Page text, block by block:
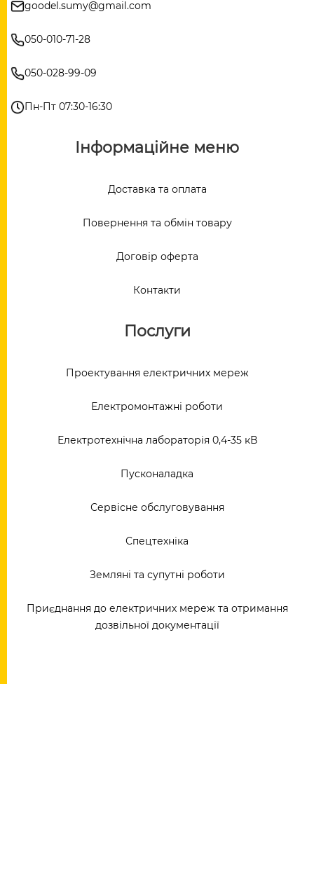
goodel.sumy@gmail.com
050-010-71-28
050-028-99-09
Пн-Пт 07:30-16:30
Інформаційне меню
Доставка та оплата
Повернення та обмін товару
Договір оферта
Контакти
Послуги
Проектування електричних мереж
Електромонтажні роботи
Електротехнічна лабораторія 0,4-35 кВ
Пусконаладка
Сервісне обслуговування
Спецтехніка
Земляні та супутні роботи
Приєднання до електричних мереж та отримання
дозвільної документації